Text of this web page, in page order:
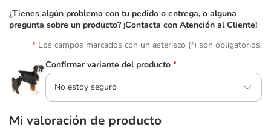
¿Tienes algún problema con tu pedido o entrega, o alguna
pregunta sobre un producto? ¡Contacta con Atención al Cliente!
Los campos marcados con un asterisco (*) son obligatorios.
Confirmar variante del producto *
No estoy seguro
Mi valoración de producto